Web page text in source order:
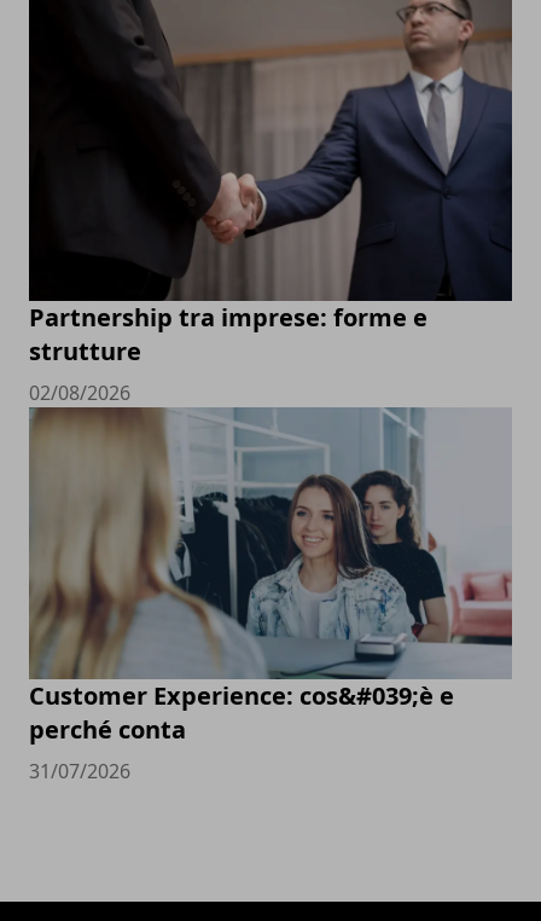
Partnership tra imprese: forme e
strutture
02/08/2026
Customer Experience: cos&#039;è e
perché conta
31/07/2026